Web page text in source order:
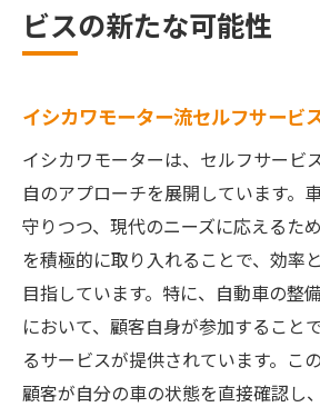
ビスの新たな可能性
イシカワモーター流セルフサービ
イシカワモーターは、セルフサービ
自のアプローチを展開しています。
守りつつ、現代のニーズに応えるた
を積極的に取り入れることで、効率
目指しています。特に、自動車の整
において、顧客自身が参加すること
るサービスが提供されています。こ
顧客が自分の車の状態を直接確認し